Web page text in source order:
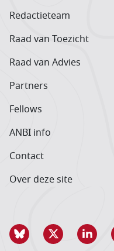
Redactieteam
Raad van Toezicht
Raad van Advies
Partners
Fellows
ANBI info
Contact
Over deze site